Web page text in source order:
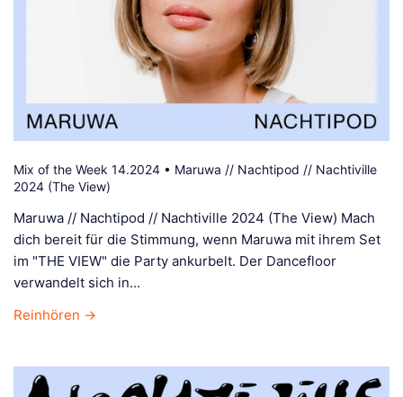
Mix of the Week 14.2024 • Maruwa // Nachtipod // Nachtiville
2024 (The View)
Maruwa // Nachtipod // Nachtiville 2024 (The View) Mach
dich bereit für die Stimmung, wenn Maruwa mit ihrem Set
im "THE VIEW" die Party ankurbelt. Der Dancefloor
verwandelt sich in...
Reinhören →